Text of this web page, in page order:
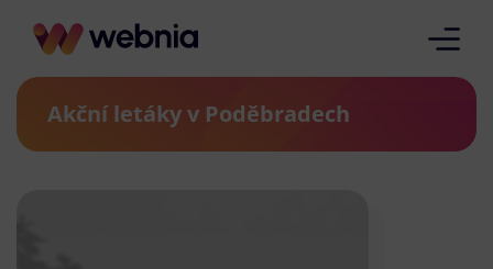
Akční letáky v Poděbradech